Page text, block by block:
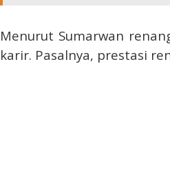
Menurut Sumarwan
karir. Pasalnya, prestasi